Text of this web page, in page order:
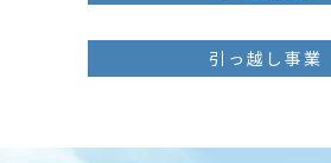
引っ越し事業